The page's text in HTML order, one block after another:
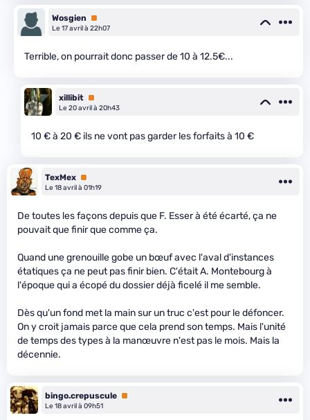
Wosgien
Premium
Le 17 avril à 22h07
Terrible, on pourrait donc passer de 10 à 12.5€...
xillibit Premium
Le 20 avril à 20h43
10 € à 20 € ils ne vont pas garder les forfaits à 10 €
TexMex Premium
Le 18 avril à 01h19
De toutes les façons depuis que F. Esser à été écarté, ça ne
pouvait que finir que comme ça.
Quand une grenouille gobe un bœuf avec l'aval d'instances
étatiques ça ne peut pas finir bien. C'était A. Montebourg à
l'époque qui a écopé du dossier déjà ficelé il me semble.
Dès qu'un fond met la main sur un truc c'est pour le défoncer.
On y croit jamais parce que cela prend son temps. Mais l'unité
de temps des types à la manœuvre n'est pas le mois. Mais la
décennie.
bingo.crepuscule Premium
Le 18 avril à 09h51